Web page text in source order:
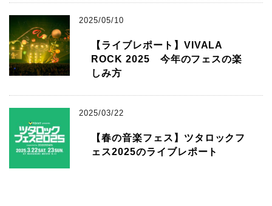
2025/05/10
【ライブレポート】VIVALA
ROCK 2025 今年のフェスの楽
しみ方
2025/03/22
【春の音楽フェス】ツタロックフ
ェス2025のライブレポート